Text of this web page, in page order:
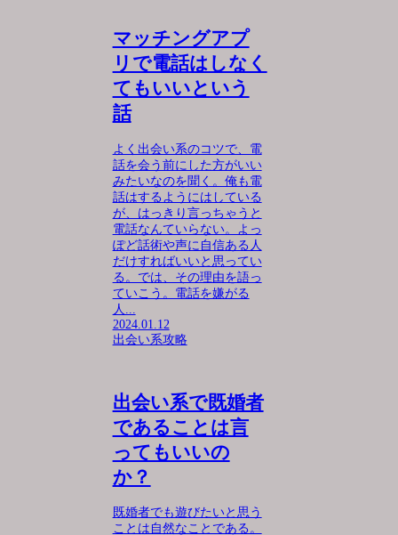
マッチングアプ
リで電話はしなく
てもいいという
話
よく出会い系のコツで、電
話を会う前にした方がいい
みたいなのを聞く。俺も電
話はするようにはしている
が、はっきり言っちゃうと
電話なんていらない。よっ
ぽど話術や声に自信ある人
だけすればいいと思ってい
る。では、その理由を語っ
ていこう。電話を嫌がる
人...
2024.01.12
出会い系攻略
出会い系で既婚者
であることは言
ってもいいの
か？
既婚者でも遊びたいと思う
ことは自然なことである。